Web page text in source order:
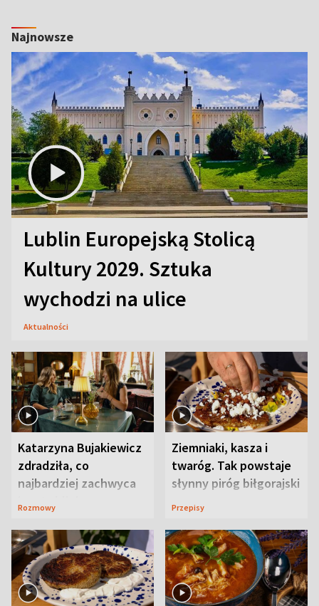
Najnowsze
Lublin Europejską Stolicą
Kultury 2029. Sztuka
wychodzi na ulice
Aktualności
Katarzyna Bujakiewicz
zdradziła, co
najbardziej zachwyca
ją w Lublinie
Rozmowy
Ziemniaki, kasza i
twaróg. Tak powstaje
słynny piróg biłgorajski
Przepisy